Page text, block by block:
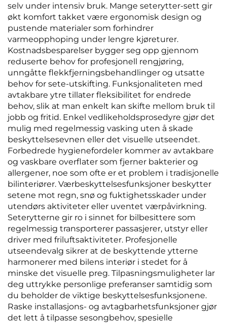
selv under intensiv bruk. Mange seterytter-sett gir
økt komfort takket være ergonomisk design og
pustende materialer som forhindrer
varmeopphoping under lengre kjøreturer.
Kostnadsbesparelser bygger seg opp gjennom
reduserte behov for profesjonell rengjøring,
unngåtte flekkfjerningsbehandlinger og utsatte
behov for sete-utskifting. Funksjonaliteten med
avtakbare ytre tillater fleksibilitet for endrede
behov, slik at man enkelt kan skifte mellom bruk til
jobb og fritid. Enkel vedlikeholdsprosedyre gjør det
mulig med regelmessig vasking uten å skade
beskyttelsesevnen eller det visuelle utseendet.
Forbedrede hygienefordeler kommer av avtakbare
og vaskbare overflater som fjerner bakterier og
allergener, noe som ofte er et problem i tradisjonelle
bilinteriører. Værbeskyttelsesfunksjoner beskytter
setene mot regn, snø og fuktighetsskader under
utendørs aktiviteter eller uventet værpåvirkning.
Seterytterne gir ro i sinnet for bilbesittere som
regelmessig transporterer passasjerer, utstyr eller
driver med friluftsaktiviteter. Profesjonelle
utseendevalg sikrer at de beskyttende ytterne
harmonerer med bilens interiør i stedet for å
minske det visuelle preg. Tilpasningsmuligheter lar
deg uttrykke personlige preferanser samtidig som
du beholder de viktige beskyttelsesfunksjonene.
Raske installasjons- og avtagbarhetsfunksjoner gjør
det lett å tilpasse sesongbehov, spesielle